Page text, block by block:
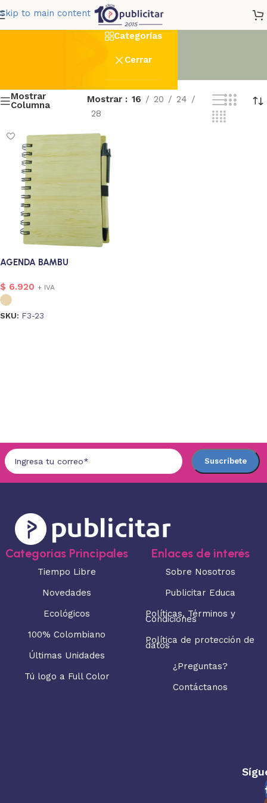
Skip to main content con
Categorías
Cerrar
Mostrar
Columna
Mostrar 16 20
24
28
AGENDA BAMBU
$ 6.920 + IVA
SKU: F3-23
Categorias Principales
Tiempo Libre
Novedades
Ecológicos
100% Colombiano
Últimas Unidades
Tú logo a Full Color
Enlaces de interés
Sobre Nosotros
Publicitar Educa
Políticas, Términos y
Condiciones
Política de protección de
datos
¿Preguntas?
Contáctanos